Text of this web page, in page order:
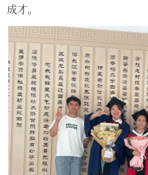
成才。